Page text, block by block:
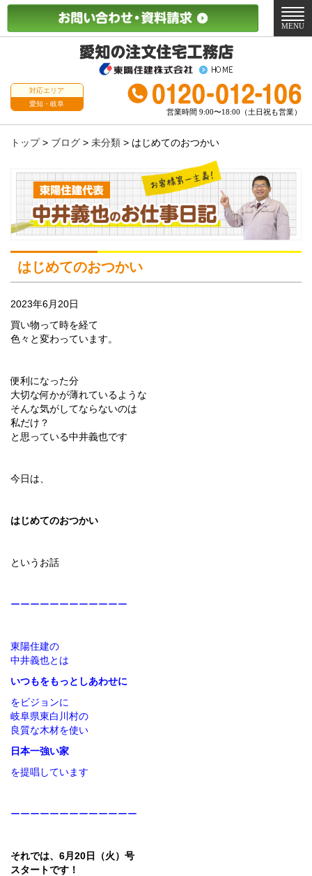
対応エリア
愛知・岐阜
営業時間 9:00〜18:00（土日祝も営業）
メ
ニ
MENU
トップ> ブログ > 未分類 > はじめてのおつかい
はじめてのおつかい
2023年6月20日
買い物って時を経て
色々と変わっています。
便利になった分
大切な何かが薄れているような
そんな気がしてならないのは
私だけ？
と思っている中井義也です
今日は、
はじめてのおつかい
というお話
ーーーーーーーーーーーー
東陽住建の
中井義也とは
いつもをもっとしあわせに
をビジョンに
岐阜県東白川村の
良質な木材を使い
日本一強い家
を提唱しています
ーーーーーーーーーーーーー
それでは、6月20日（火）号
スタートです！